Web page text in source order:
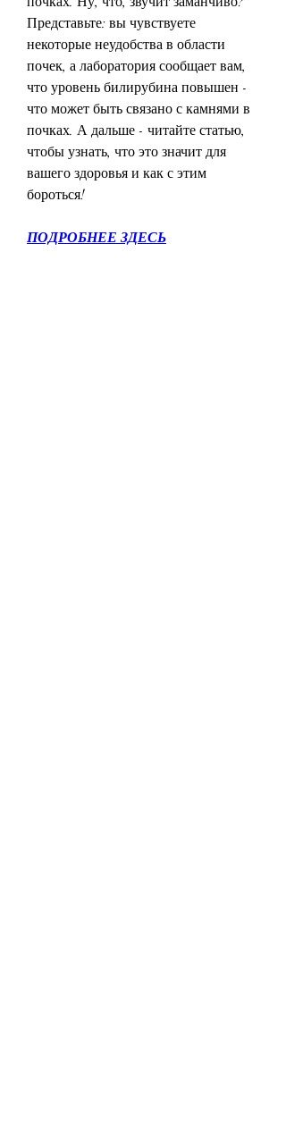
Представьте: вы чувствуете
некоторые неудобства в области
почек, а лаборатория сообщает вам,
что уровень билирубина повышен -
что может быть связано с камнями в
почках. А дальше - читайте статью,
чтобы узнать, что это значит для
вашего здоровья и как с этим
бороться!
ПОДРОБНЕЕ ЗДЕСЬ